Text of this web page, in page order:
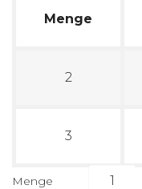
Menge
2
3
Menge